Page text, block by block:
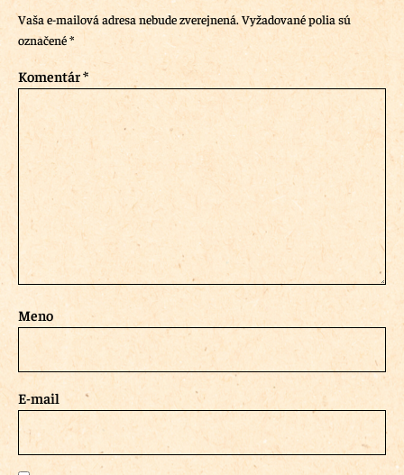
Vaša e-mailová adresa nebude zverejnená.Vyžadované polia sú
označené*
Komentár*
Meno
E-mail